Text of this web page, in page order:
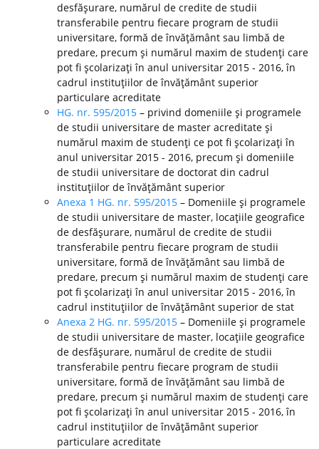
desfăşurare, numărul de credite de studii
transferabile pentru fiecare program de studii
universitare, formă de învăţământ sau limbă de
predare, precum şi numărul maxim de studenţi care
pot fi şcolarizaţi în anul universitar 2015 - 2016, în
cadrul instituţiilor de învăţământ superior
particulare acreditate
HG. nr. 595/2015 – privind domeniile şi programele
de studii universitare de master acreditate şi
numărul maxim de studenţi ce pot fi şcolarizaţi în
anul universitar 2015 - 2016, precum şi domeniile
de studii universitare de doctorat din cadrul
instituţiilor de învăţământ superior
Anexa 1 HG. nr. 595/2015 – Domeniile şi programele
de studii universitare de master, locaţiile geografice
de desfăşurare, numărul de credite de studii
transferabile pentru fiecare program de studii
universitare, formă de învăţământ sau limbă de
predare, precum şi numărul maxim de studenţi care
pot fi şcolarizaţi în anul universitar 2015 - 2016, în
cadrul instituţiilor de învăţământ superior de stat
Anexa 2 HG. nr. 595/2015 – Domeniile şi programele
de studii universitare de master, locaţiile geografice
de desfăşurare, numărul de credite de studii
transferabile pentru fiecare program de studii
universitare, formă de învăţământ sau limbă de
predare, precum şi numărul maxim de studenţi care
pot fi şcolarizaţi în anul universitar 2015 - 2016, în
cadrul instituţiilor de învăţământ superior
particulare acreditate